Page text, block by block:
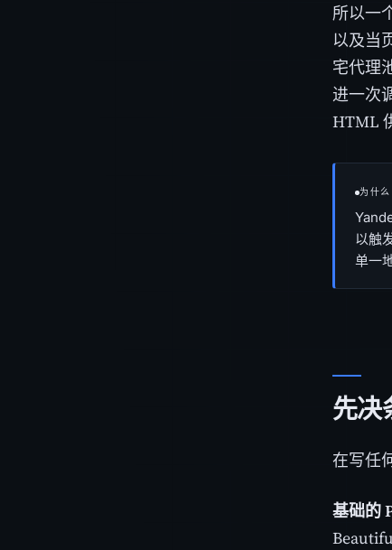
所以一
以及当
宅代理
进一次
HTML
为什
以触
单一
先决
在写任
基础的